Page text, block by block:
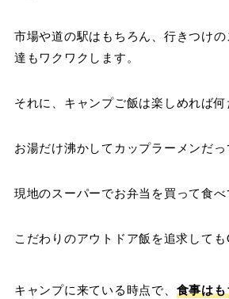
市場や道の駅はもちろん、行きつけ
達もワクワクします。
それに、キャンプご飯は楽しめれば何
お湯だけ沸かしてカップラーメンだ
現地のスーパーでお弁当を買って食
こだわりのアウトドア飯を追求して
キャンプに来ている時点で、 食事は